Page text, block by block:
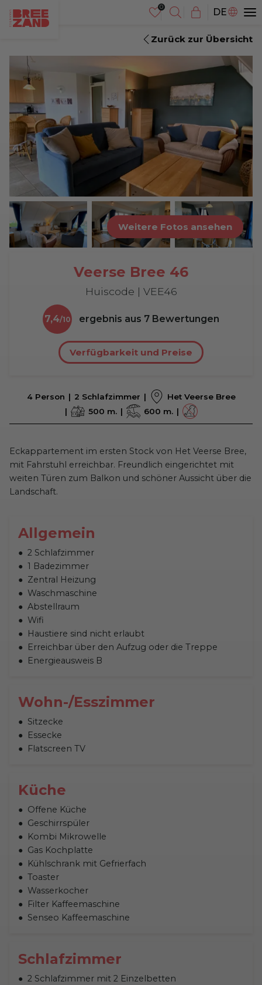
DE
NL
EN
Zurück zur Übersicht
Weitere Fotos ansehen
Veerse Bree 46
Huiscode | VEE46
7,4 ergebnis aus 7 Bewertungen
Verfügbarkeit und Preise
4 Person 2 Schlafzimmer
Het Veerse Bree
500 m.
600 m.
Eckappartement im ersten Stock von Het Veerse Bree,
mit Fahrstuhl erreichbar. Freundlich eingerichtet mit
weiten Türen zum Balkon und schöner Aussicht über die
Landschaft.
Allgemein
2 Schlafzimmer
1 Badezimmer
Zentral Heizung
Waschmaschine
Abstellraum
Wifi
Haustiere sind nicht erlaubt
Erreichbar über den Aufzug oder die Treppe
Energieausweis B
Wohn-/Esszimmer
Sitzecke
Essecke
Flatscreen TV
Küche
Offene Küche
Geschirrspüler
Kombi Mikrowelle
Gas Kochplatte
Kühlschrank mit Gefrierfach
Toaster
Wasserkocher
Filter Kaffeemaschine
Senseo Kaffeemaschine
Schlafzimmer
2 Schlafzimmer mit 2 Einzelbetten